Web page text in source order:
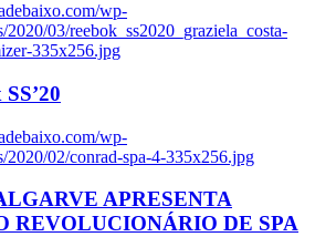
wp-
2020/03/reebok_ss2020_graziela_costa-
335x256.jpg
wp-
2020/02/conrad-spa-4-335x256.jpg
APRESENTA
REVOLUCIONÁRIO DE SPA